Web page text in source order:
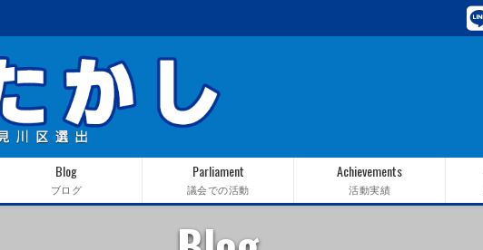
Blog
ブログ
Parliament
議会での活動
Achievements
活動実績